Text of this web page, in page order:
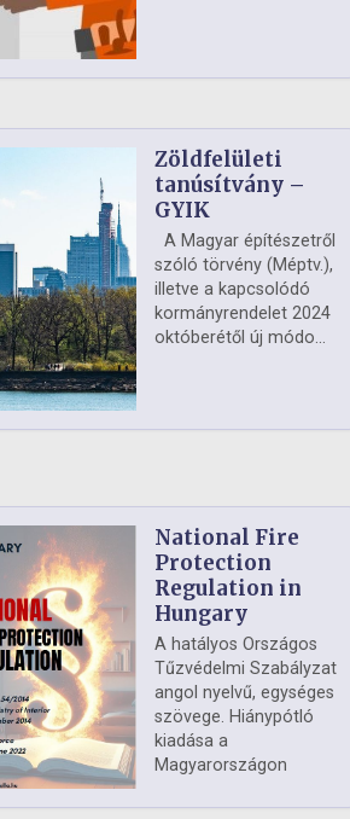
Zöldfelületi
tanúsítvány –
GYIK
A Magyar építészetről
szóló törvény (Méptv.),
illetve a kapcsolódó
kormányrendelet 2024
októberétől új módo...
National Fire
Protection
Regulation in
Hungary
A hatályos Országos
Tűzvédelmi Szabályzat
angol nyelvű, egységes
szövege. Hiánypótló
kiadása a
Magyarországon